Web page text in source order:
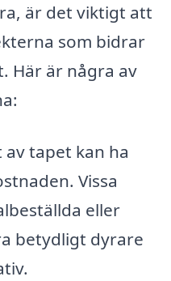
är det viktigt att
som bidrar
Här är några av
av tapet kan ha
Vissa
eller
betydligt dyrare